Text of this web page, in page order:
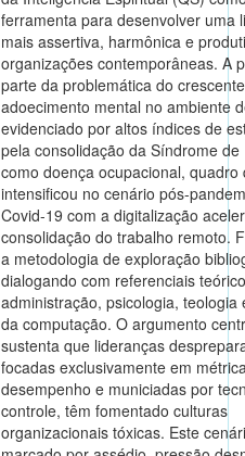
ferramenta para desenvolver uma
mais assertiva, harmônica e
organizações contemporâneas. A
parte da problemática do crescente
adoecimento mental no ambiente
evidenciado por altos índices de
pela consolidação da Síndrome de
como doença ocupacional, quadro
intensificou no cenário pós-
Covid-19 com a digitalização
consolidação do trabalho remoto.
a metodologia de exploração
dialogando com referenciais
administração, psicologia, teologia
da computação. O argumento
sustenta que lideranças
focadas exclusivamente em
desempenho e municiadas por
controle, têm fomentado culturas
organizacionais tóxicas. Este